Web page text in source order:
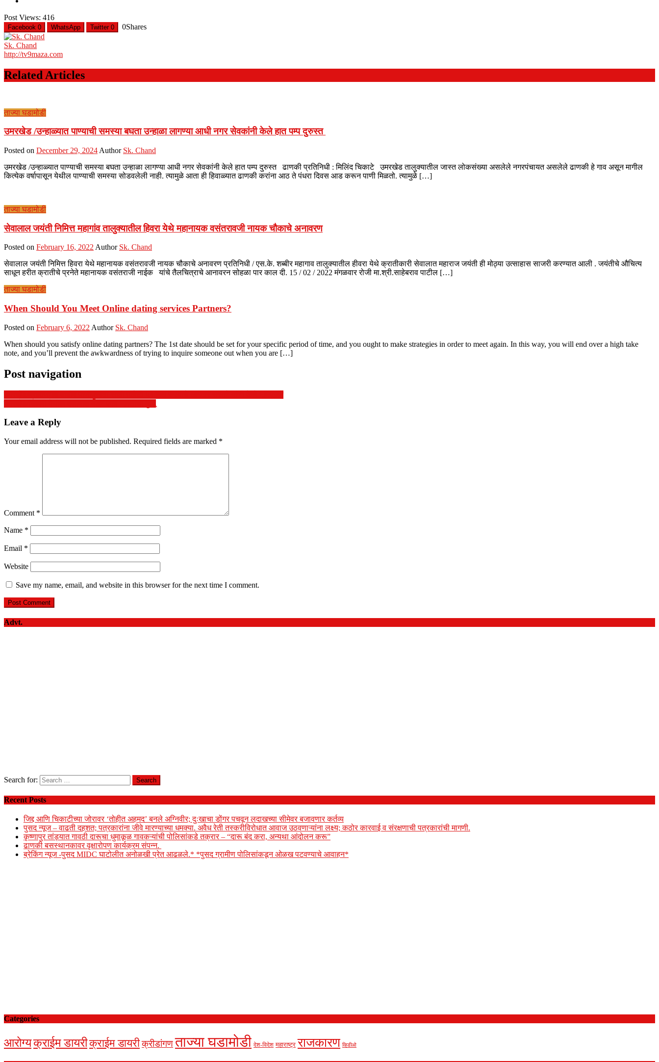
Post Views: 416
Facebook 0 WhatsApp Twitter 0 0Shares
Sk. Chand
http://tv9maza.com
Related Articles
ताज्या घडामोडी
उमरखेड /उन्हाळ्यात पाण्याची समस्या बघता उन्हाळा लागण्या आधी नगर सेवकांनी केले हात पम्प दुरुस्त
Posted on December 29, 2024 Author Sk. Chand
उमरखेड /उन्हाळ्यात पाण्याची समस्या बघता उन्हाळा लागण्या आधी नगर सेवकांनी केले हात पम्प दुरुस्त ढाणकी प्रतिनिधी : मिलिंद चिकाटे उमरखेड तालुक्यातील जास्त लोकसंख्या असलेले नगरपंचायत असलेले ढाणकी हे गाव असून मागील
कित्येक वर्षापासून येथील पाण्याची समस्या सोडवलेली नाही. त्यामुळे आता ही हिवाळ्यात ढाणकी करांना आठ ते पंधरा दिवस आड करून पाणी मिळतो. त्यामुळे […]
ताज्या घडामोडी
सेवालाल जयंती निमित्त महागांव तालुक्यातील हिवरा येथे महानायक वसंतरावजी नायक चौकाचे अनावरण
Posted on February 16, 2022Author Sk. Chand
सेवालाल जयंती निमित्त हिवरा येथे महानायक वसंतरावजी नायक चौकाचे अनावरण प्रतिनिधी / एस.के. शब्बीर महागाव तालुक्यातील हीवरा येथे क्रातीकारी सेवालात महाराज जयंती ही मोठ्या उत्साहास साजरी करण्यात आली . जयंतीचे औचित्य
साधून हरीत क्रातीचे प्रनेते महानायक वसंतराजी नाईक यांचे तैलचित्राचे आनावरन सोहळा पार काल दी. 15 / 02 / 2022 मंगळवार रोजी मा.श्री.साहेबराव पाटील […]
ताज्या घडामोडी
When Should You Meet Online dating services Partners?
Posted on February 6, 2022 Author Sk. Chand
When should you satisfy online dating partners? The 1st date should be set for your specific period of time, and you ought to make strategies in order to meet again. In this way, you will end over a high take
note, and you’ll prevent the awkwardness of trying to inquire someone out when you are […]
Post navigation
Leave a Reply
Your email address will not be published. Required fields are marked *
Comment *
Name *
Email *
Website
Save my name, email, and website in this browser for the next time I comment.
Advt.
Search for:
Recent Posts
जिद्द आणि चिकाटीच्या जोरावर ‘तोहीत अहमद’ बनले अग्निवीर; दुःखाचा डोंगर पचवून लदाखच्या सीमेवर बजावणार कर्तव्य
पुसद न्यूज – वाढती दहशत; पत्रकारांना जीवे मारण्याच्या धमक्या. अवैध रेती तस्करीविरोधात आवाज उठवणाऱ्यांना लक्ष्य; कठोर कारवाई व संरक्षणाची पत्रकारांची मागणी.
कृष्णापुर तांड्यात गावठी दारूचा धुमाकूळ गावकऱ्यांची पोलिसांकडे तक्रार – “दारू बंद करा, अन्यथा आंदोलन करू”
ढाणकी बसस्थानकावर वृक्षारोपण कार्यक्रम संपन्न.
ब्रेकिंग न्यूज -पुसद MIDC घाटोलीत अनोळखी प्रेत आढळले.* *पुसद ग्रामीण पोलिसांकडून ओळख पटवण्याचे आवाहन*
Categories
आरोग्यक्राईम डायरीक्राईम डायरीक्रीडांगणताज्या घडामोडी देश-विदेश महाराष्ट्र राजकारण व्हिडीओ